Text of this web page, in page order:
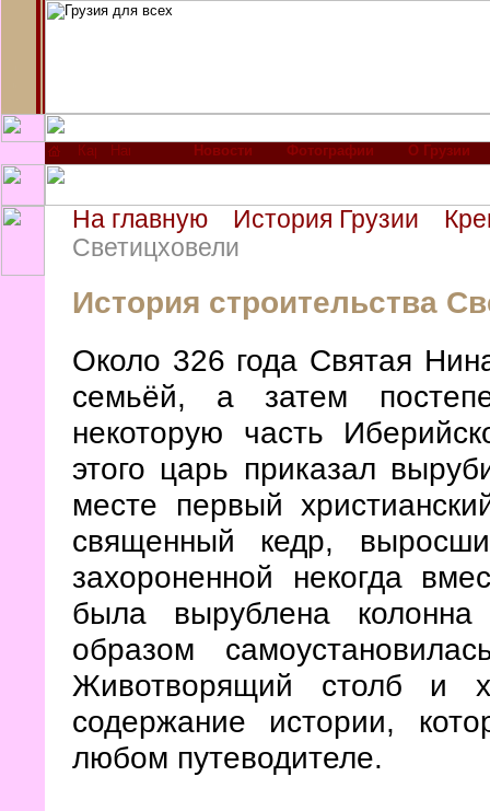
Новости Фотографии О Грузии
На главную История Грузии
Светицховели
История строительства
Около 326 года Святая
семьёй, а затем
некоторую часть
этого царь приказал
месте первый
священный кедр,
захороненной некогда
была вырублена
образом
Животворящий столб и
содержание истории,
любом путеводителе.